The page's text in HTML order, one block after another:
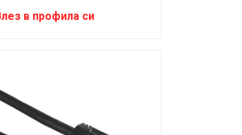
в профила си